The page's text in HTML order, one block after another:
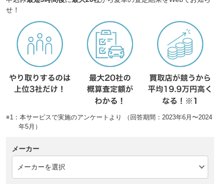
せ！
※1：本サービスで実施のアンケートより （回答期間：2023年6月〜2024
年5月）
メーカー